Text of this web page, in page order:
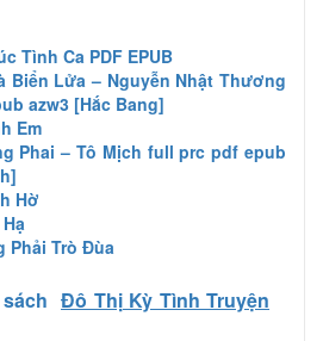
Tình Ca PDF EPUB
Biển Lửa – Nguyễn Nhật Thương
azw3 [Hắc Bang]
Em
Phai – Tô Mịch full prc pdf epub
Hờ
Phải Trò Đùa
Đô Thị Kỳ Tình Truyện